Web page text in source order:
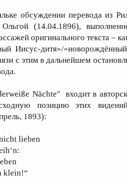
обсуждении перевода из
(14.04.1896),
оригинального текста –
Иисус-дитя»/
с этим в дальнейшем
Nächte" входит в
позицию этих
1893):
lieben
klein!“